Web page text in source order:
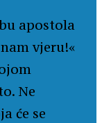
apostola
vjeru!«
Ne
će se